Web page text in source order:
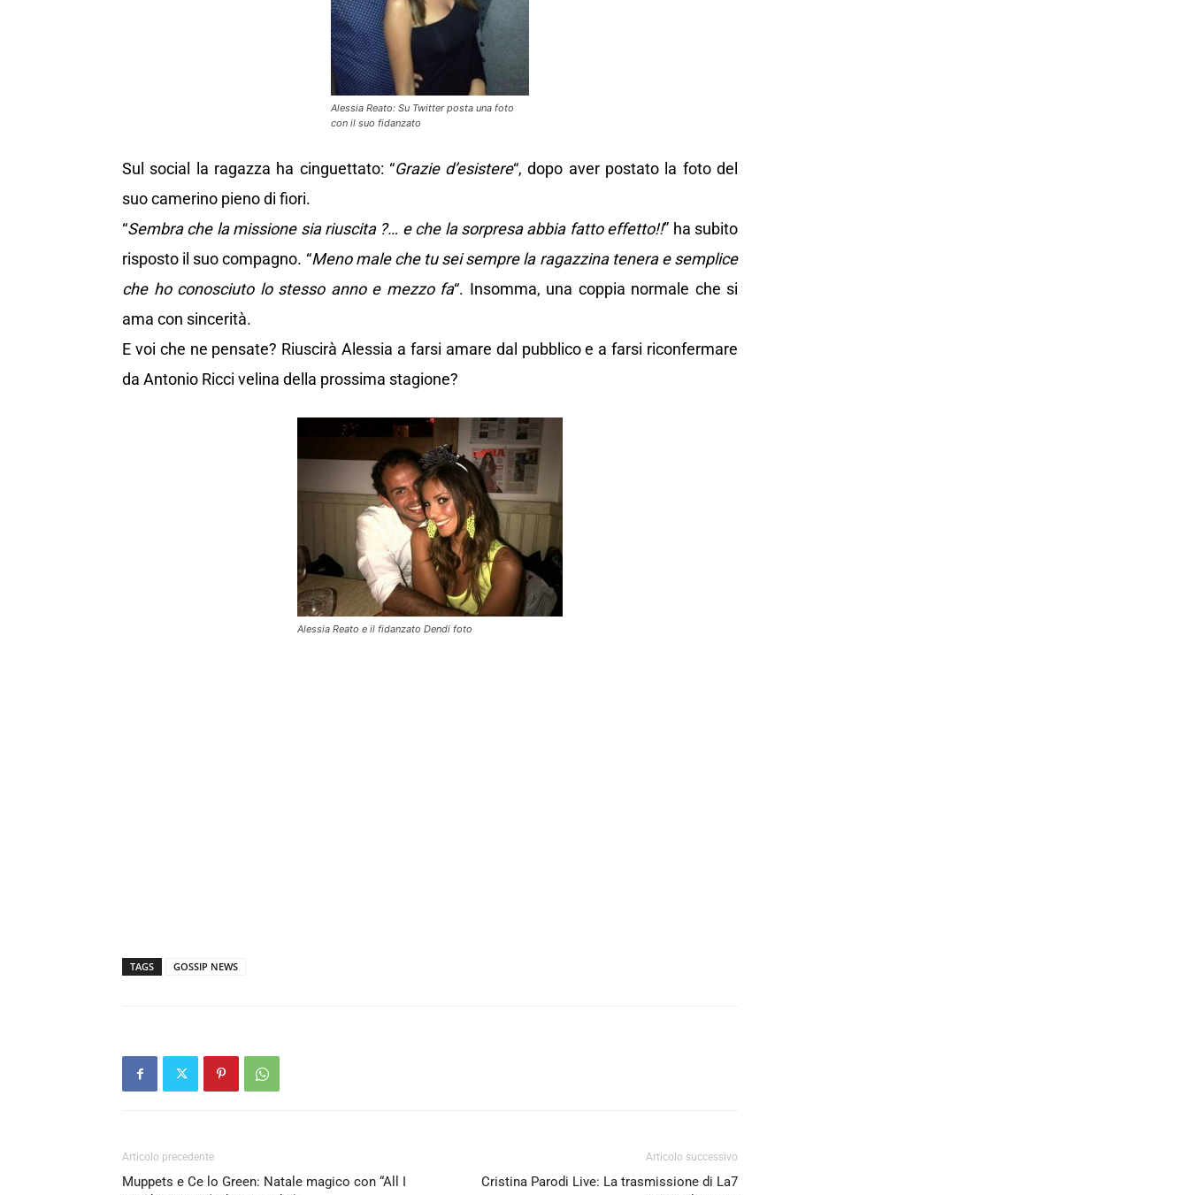
Alessia Reato: Su Twitter posta una foto
con il suo fidanzato
Sul social la ragazza ha cinguettato: “Grazie d’esistere“, dopo aver postato la foto del
suo camerino pieno di fiori.
“Sembra che la missione sia riuscita ?… e che la sorpresa abbia fatto effetto!!” ha subito
risposto il suo compagno. “Meno male che tu sei sempre la ragazzina tenera e semplice
che ho conosciuto lo stesso anno e mezzo fa“. Insomma, una coppia normale che si
ama con sincerità.
E voi che ne pensate? Riuscirà Alessia a farsi amare dal pubblico e a farsi riconfermare
da Antonio Ricci velina della prossima stagione?
Alessia Reato e il fidanzato Dendi foto
TAGS GOSSIP NEWS
Articolo precedente
Muppets e Ce lo Green: Natale magico con “All I
Articolo successivo
Cristina Parodi Live: La trasmissione di La7